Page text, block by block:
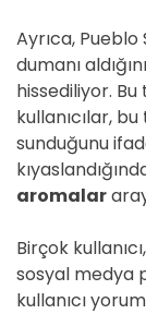
Ayrıca, Pueblo
dumanı
hissediliyor.
kullanıcılar,
sunduğunu
aromalar
Birçok
sosyal medya
kullanıcı